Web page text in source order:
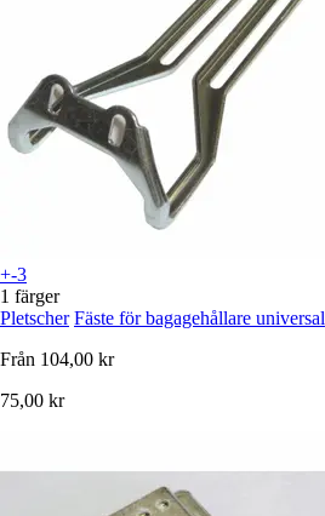
+-3
1 färger
Pletscher Fäste för bagagehållare universal
Från 104,00 kr
75,00 kr